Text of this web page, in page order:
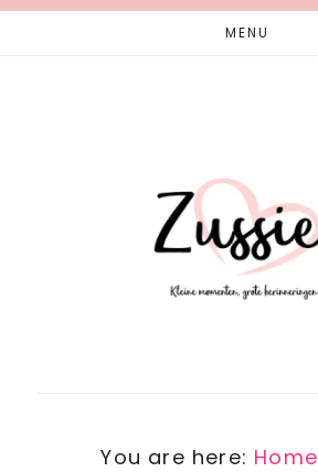
Skip
Skip
MENU
You are here: Home